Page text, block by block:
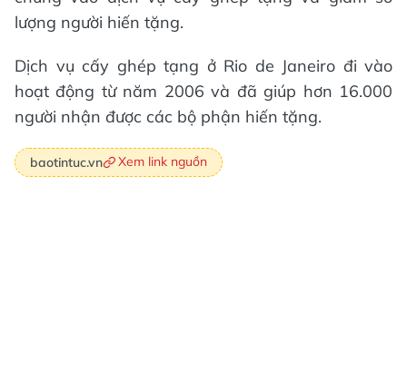
lượng người hiến tặng.
Dịch vụ cấy ghép tạng ở Rio de Janeiro đi vào
hoạt động từ năm 2006 và đã giúp hơn 16.000
người nhận được các bộ phận hiến tặng.
baotintuc.vn Xem link nguồn